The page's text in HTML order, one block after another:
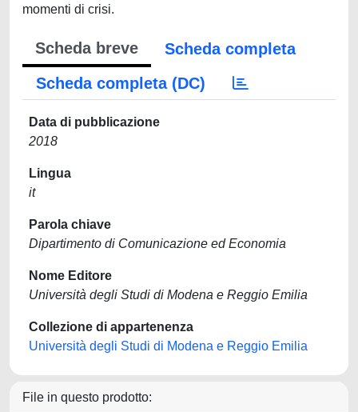
momenti di crisi.
Scheda breve
Scheda completa
Scheda completa (DC)
Data di pubblicazione
2018
Lingua
it
Parola chiave
Dipartimento di Comunicazione ed Economia
Nome Editore
Università degli Studi di Modena e Reggio Emilia
Collezione di appartenenza
Università degli Studi di Modena e Reggio Emilia
File in questo prodotto: